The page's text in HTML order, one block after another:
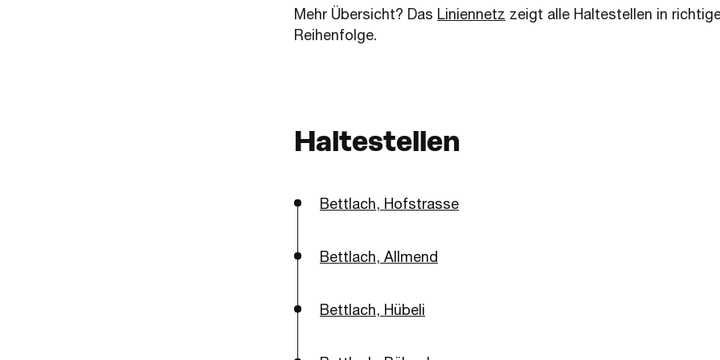
Mehr Übersicht? Das Liniennetz zeigt alle Haltestellen in
Reihenfolge.
Haltestellen
Bettlach, Hofstrasse
Bettlach, Allmend
Bettlach, Hübeli